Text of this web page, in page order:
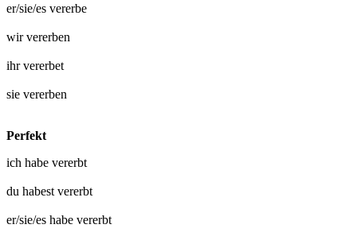
er/sie/es vererbe
wirvererben
ihrvererbet
sie vererben
Perfekt
ich habe vererbt
du habest vererbt
er/sie/es habe vererbt